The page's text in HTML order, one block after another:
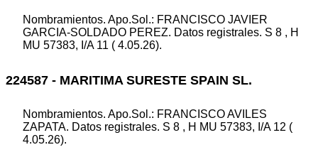
Nombramientos. Apo.Sol.: FRANCISCO JAVIER
GARCIA-SOLDADO PEREZ. Datos registrales. S 8 , H
MU 57383, I/A 11 ( 4.05.26).
224587 - MARITIMA SURESTE SPAIN SL.
Nombramientos. Apo.Sol.: FRANCISCO AVILES
ZAPATA. Datos registrales. S 8 , H MU 57383, I/A 12 (
4.05.26).